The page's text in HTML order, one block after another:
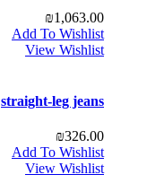
₪1,063.00
Add To Wishlist
View Wishlist
straight-leg jeans
₪326.00
Add To Wishlist
View Wishlist